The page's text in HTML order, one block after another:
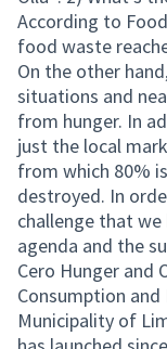
According to
food waste
On the other
situations and
from hunger. In
just the local
from which 80%
destroyed. In
challenge that
agenda and the
Cero Hunger and
Consumption
Municipality of